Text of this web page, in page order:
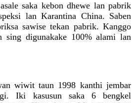
saka kebon dhewe lan pabrik
lan Karantina China. Saben
sawise tekan pabrik. Kanggo
sing digunakake 100% alami lan
wiwit taun 1998 kanthi jembar
Iki kasusun saka 6 bengkel